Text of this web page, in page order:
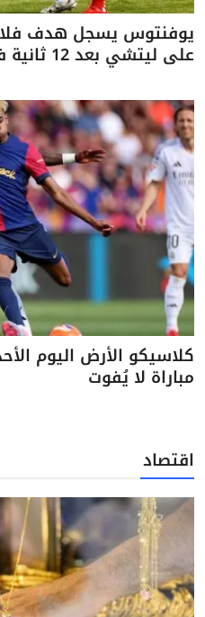
يوفنتوس يسجل هدف
على ليتشي بعد 12 ثانية فقط
مباراة لا يُفوت
اقتصاد